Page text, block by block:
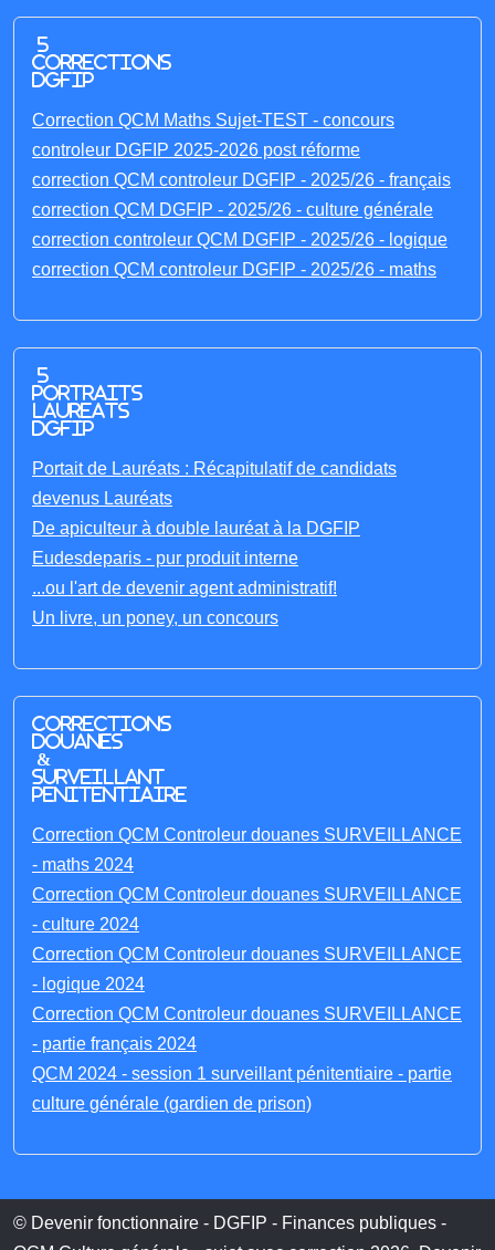
5
corrections
DGFIP
Correction QCM Maths Sujet-TEST - concours
controleur DGFIP 2025-2026 post réforme
correction QCM controleur DGFIP - 2025/26 - français
correction QCM DGFIP - 2025/26 - culture générale
correction controleur QCM DGFIP - 2025/26 - logique
correction QCM controleur DGFIP - 2025/26 - maths
5
portraits
laureats
DGFIP
Portait de Lauréats : Récapitulatif de candidats
devenus Lauréats
De apiculteur à double lauréat à la DGFIP
Eudesdeparis - pur produit interne
...ou l'art de devenir agent administratif!
Un livre, un poney, un concours
Corrections
Douanes
&
Surveillant
penitentiaire
Correction QCM Controleur douanes SURVEILLANCE
- maths 2024
Correction QCM Controleur douanes SURVEILLANCE
- culture 2024
Correction QCM Controleur douanes SURVEILLANCE
- logique 2024
Correction QCM Controleur douanes SURVEILLANCE
- partie français 2024
QCM 2024 - session 1 surveillant pénitentiaire - partie
culture générale (gardien de prison)
© Devenir fonctionnaire - DGFIP - Finances publiques -